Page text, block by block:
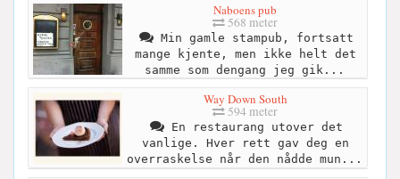
Naboens pub
568 meter
Min gamle stampub, fortsatt
mange kjente, men ikke helt det
samme som dengang jeg gik...
Way Down South
594 meter
En restaurang utover det
vanlige. Hver rett gav deg en
overraskelse når den nådde mun...